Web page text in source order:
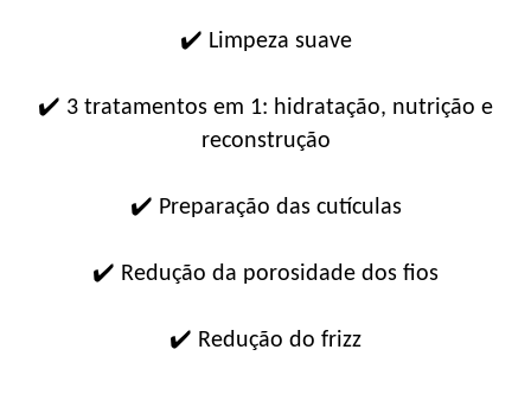
✔️ Limpeza suave
✔️ 3 tratamentos em 1: hidratação, nutrição e
reconstrução
✔️ Preparação das cutículas
✔️ Redução da porosidade dos fios
✔️ Redução do frizz